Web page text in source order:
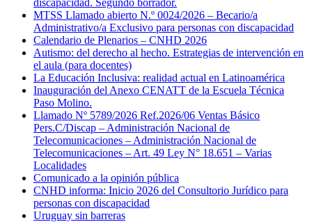
discapacidad. Segundo borrador.
MTSS Llamado abierto N.º 0024/2026 – Becario/a
Administrativo/a Exclusivo para personas con discapacidad
Calendario de Plenarios – CNHD 2026
Autismo: del derecho al hecho. Estrategias de intervención en
el aula (para docentes)
La Educación Inclusiva: realidad actual en Latinoamérica
Inauguración del Anexo CENATT de la Escuela Técnica
Paso Molino.
Llamado Nº 5789/2026 Ref.2026/06 Ventas Básico
Pers.C/Discap – Administración Nacional de
Telecomunicaciones – Administración Nacional de
Telecomunicaciones – Art. 49 Ley N° 18.651 – Varias
Localidades
Comunicado a la opinión pública
CNHD informa: Inicio 2026 del Consultorio Jurídico para
personas con discapacidad
Uruguay sin barreras